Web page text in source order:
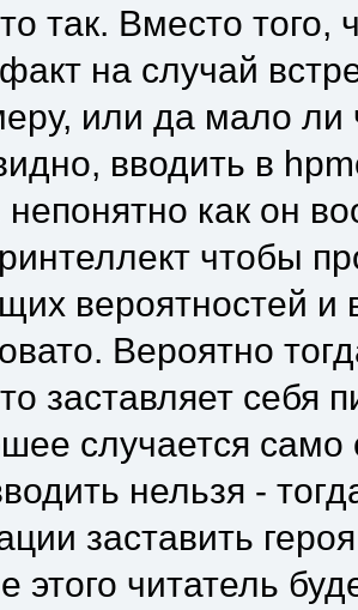
так. Вместо
на случай
или да мало ли
вводить в
непонятно как он
чтобы
вероятностей
Вероятно
заставляет себя
случается
нельзя -
заставить
этого читатель